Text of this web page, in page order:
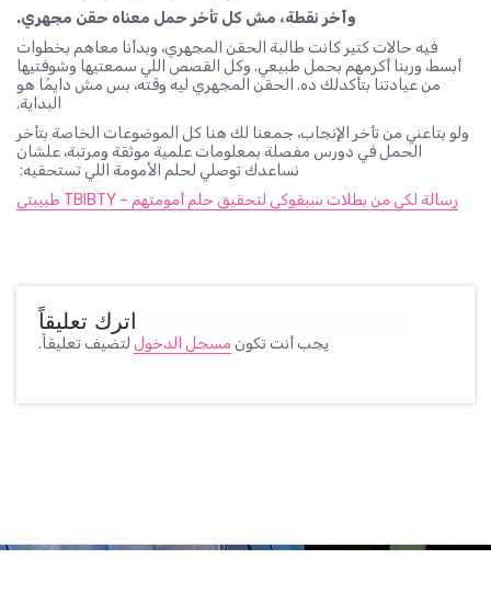
وآخر نقطة، مش كل تأخر حمل معناه حقن مجهري.
فيه حالات كتير كانت طالبة الحقن المجهري، وبدأنا معاهم بخطوات
أبسط، وربنا أكرمهم بحمل طبيعي. وكل القصص اللي سمعتيها وشوفتيها
من عيادتنا بتأكدلك ده. الحقن المجهري ليه وقته، بس مش دايمًا هو
البداية.
ولو بتاعني من تأخر الإنجاب، جمعنا لك هنا كل الموضوعات الخاصة بتأخر
الحمل في دورس مفصلة بمعلومات علمية موثقة ومرتبة، علشان
نساعدك توصلي لحلم الأمومة اللي تستحقيه:
رسالة لكي من بطلات سبقوكي لتحقيق حلم أمومتهم – TBIBTY طبيبتي
اترك تعليقاً
يجب أنت تكون مسجل الدخول لتضيف تعليقاً.